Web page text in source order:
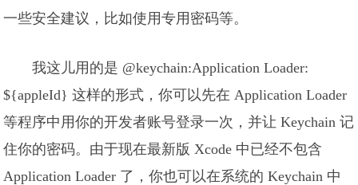
一些安全建议，比如使用专用密码等。
我这儿用的是 @keychain:Application Loader:
${appleId} 这样的形式，你可以先在 Application Loader
等程序中用你的开发者账号登录一次，并让 Keychain 记
住你的密码。由于现在最新版 Xcode 中已经不包含
Application Loader 了，你也可以在系统的 Keychain 中